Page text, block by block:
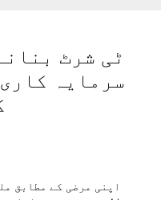
ٹی شرٹ
سرمایہ
اپنی مرضی کے مطابق